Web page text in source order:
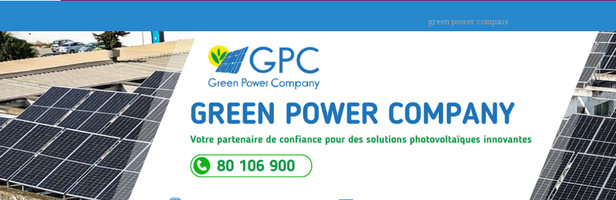
green power company